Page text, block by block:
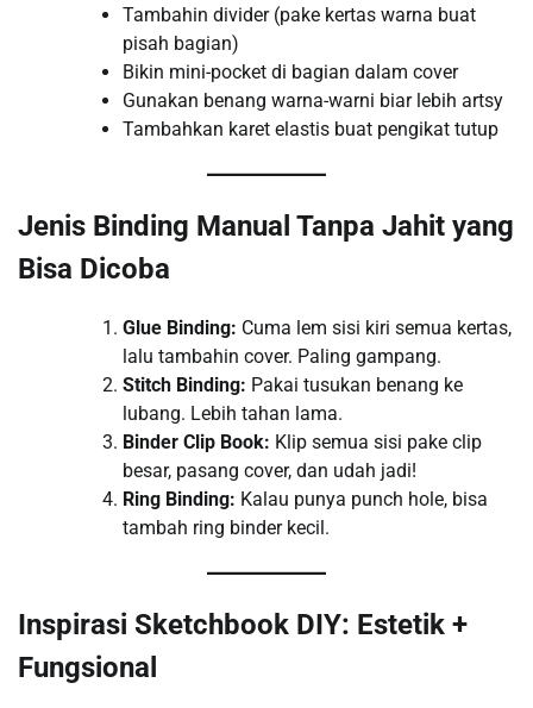
Tambahin divider (pake kertas warna buat
pisah bagian)
Bikin mini-pocket di bagian dalam cover
Gunakan benang warna-warni biar lebih artsy
Tambahkan karet elastis buat pengikat tutup
Jenis Binding Manual Tanpa Jahit yang
Bisa Dicoba
Glue Binding: Cuma lem sisi kiri semua kertas,
lalu tambahin cover. Paling gampang.
Stitch Binding: Pakai tusukan benang ke
lubang. Lebih tahan lama.
Binder Clip Book: Klip semua sisi pake clip
besar, pasang cover, dan udah jadi!
Ring Binding: Kalau punya punch hole, bisa
tambah ring binder kecil.
Inspirasi Sketchbook DIY: Estetik +
Fungsional